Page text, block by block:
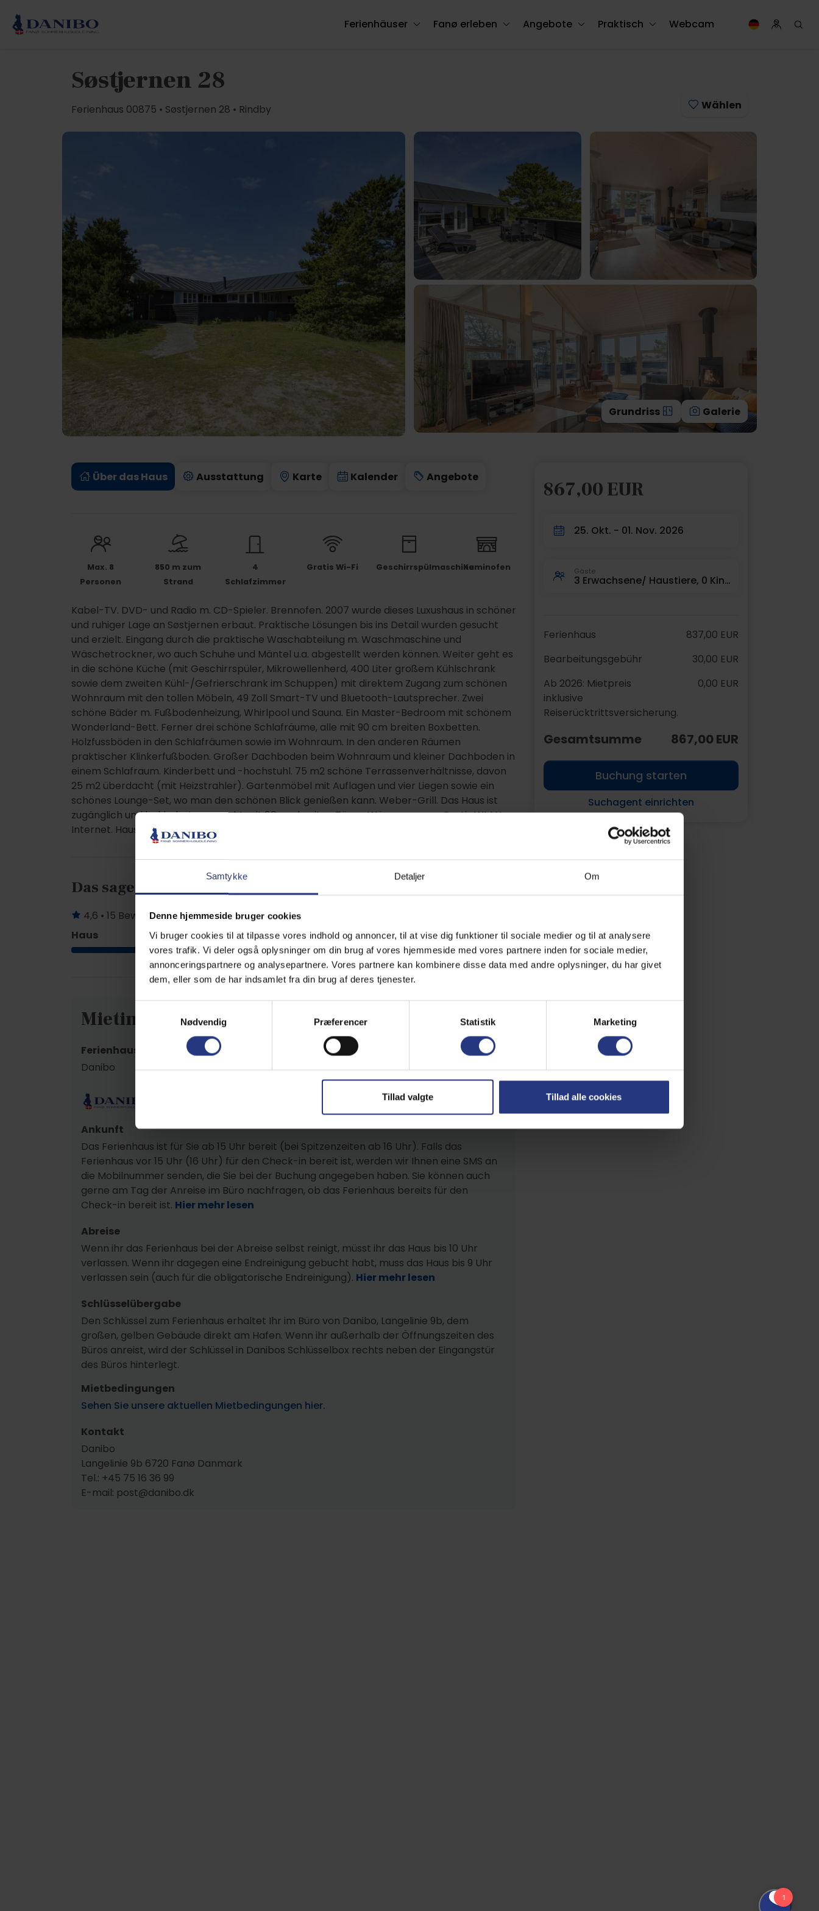
Samtykke Detaljer Om
Denne hjemmeside bruger cookies
Vi bruger cookies til at tilpasse vores indhold og annoncer, til at vise dig funktioner til sociale medier og til at analysere
vores trafik. Vi deler også oplysninger om din brug af vores hjemmeside med vores partnere inden for sociale medier,
annonceringspartnere og analysepartnere. Vores partnere kan kombinere disse data med andre oplysninger, du har givet
dem, eller som de har indsamlet fra din brug af deres tjenester.
Nødvendig
Præferencer Statistik Marketing
Tillad valgte Tillad alle cookies
Ferienhäuser Fanø erleben Angebote Praktisch Webcam
Søstjernen 28
Ferienhaus 00875 • Søstjernen 28 • Rindby Wählen
Grundriss Galerie
Über das Haus Ausstattung Karte Kalender Angebote
Max. 8
Personen
850 m zum
Strand
4
Schlafzimmer
Gratis Wi-Fi GeschirrspülmaschineKaminofen
Kabel-TV. DVD- und Radio m. CD-Spieler. Brennofen. 2007 wurde dieses Luxushaus in schöner
und ruhiger Lage an Søstjernen erbaut. Praktische Lösungen bis ins Detail wurden gesucht
und erzielt. Eingang durch die praktische Waschabteilung m. Waschmaschine und
Wäschetrockner, wo auch Schuhe und Mäntel u.a. abgestellt werden können. Weiter geht es
in die schöne Küche (mit Geschirrspüler, Mikrowellenherd, 400 Liter großem Kühlschrank
sowie dem zweiten Kühl-/Gefrierschrank im Schuppen) mit direktem Zugang zum schönen
Wohnraum mit den tollen Möbeln, 49 Zoll Smart-TV und Bluetooth-Lautsprecher. Zwei
schöne Bäder m. Fußbodenheizung, Whirlpool und Sauna. Ein Master-Bedroom mit schönem
Wonderland-Bett. Ferner drei schöne Schlafräume, alle mit 90 cm breiten Boxbetten.
Holzfussböden in den Schlafräumen sowie im Wohnraum. In den anderen Räumen
praktischer Klinkerfußboden. Großer Dachboden beim Wohnraum und kleiner Dachboden in
einem Schlafraum. Kinderbett und -hochstuhl. 75 m2 schöne Terrassenverhältnisse, davon
25 m2 überdacht (mit Heizstrahler). Gartenmöbel mit Auflagen und vier Liegen sowie ein
schönes Lounge-Set, wo man den schönen Blick genießen kann. Weber-Grill. Das Haus ist
zugänglich und behindertengerecht mit 80 cm breiten Türen. Wärmepumpe. Gratis WLAN-
Internet. Haustier nicht erlaubt wg. Allergie und das Haus ist ein Nicht-Raucher-Haus.
Das sagen andere Urlauber
4,6 • 15 Bewertungen
Haus
4,7
Grundstück
4,6
Bereich
4,6
Mietinformationen
Ferienhausanbieter
Danibo
Ankunft
Das Ferienhaus ist für Sie ab 15 Uhr bereit (bei Spitzenzeiten ab 16 Uhr). Falls das
Ferienhaus vor 15 Uhr (16 Uhr) für den Check-in bereit ist, werden wir Ihnen eine SMS an
die Mobilnummer senden, die Sie bei der Buchung angegeben haben. Sie können auch
gerne am Tag der Anreise im Büro nachfragen, ob das Ferienhaus bereits für den
Check-in bereit ist. Hier mehr lesen
Abreise
Wenn ihr das Ferienhaus bei der Abreise selbst reinigt, müsst ihr das Haus bis 10 Uhr
verlassen. Wenn ihr dagegen eine Endreinigung gebucht habt, muss das Haus bis 9 Uhr
verlassen sein (auch für die obligatorische Endreinigung). Hier mehr lesen
Schlüsselübergabe
Den Schlüssel zum Ferienhaus erhaltet Ihr im Büro von Danibo, Langelinie 9b, dem
großen, gelben Gebäude direkt am Hafen. Wenn ihr außerhalb der Öffnungszeiten des
Büros anreist, wird der Schlüssel in Danibos Schlüsselbox rechts neben der Eingangstür
des Büros hinterlegt.
Mietbedingungen
Sehen Sie unsere aktuellen Mietbedingungen hier.
Kontakt
Danibo
Langelinie 9b 6720 Fanø Danmark
Tel.: +45 75 16 36 99
E-mail: post@danibo.dk
867,00 EUR
25. Okt. - 01. Nov. 2026
Gäste
3 Erwachsene/ Haustiere, 0 Kinder, 0 Haustiere
Ferienhaus
837,00 EUR
Bearbeitungsgebühr
30,00 EUR
Ab 2026: Mietpreis
inklusive
Reiserücktrittsversicherung.
0,00 EUR
Gesamtsumme 867,00 EUR
Buchung starten
Suchagent einrichten